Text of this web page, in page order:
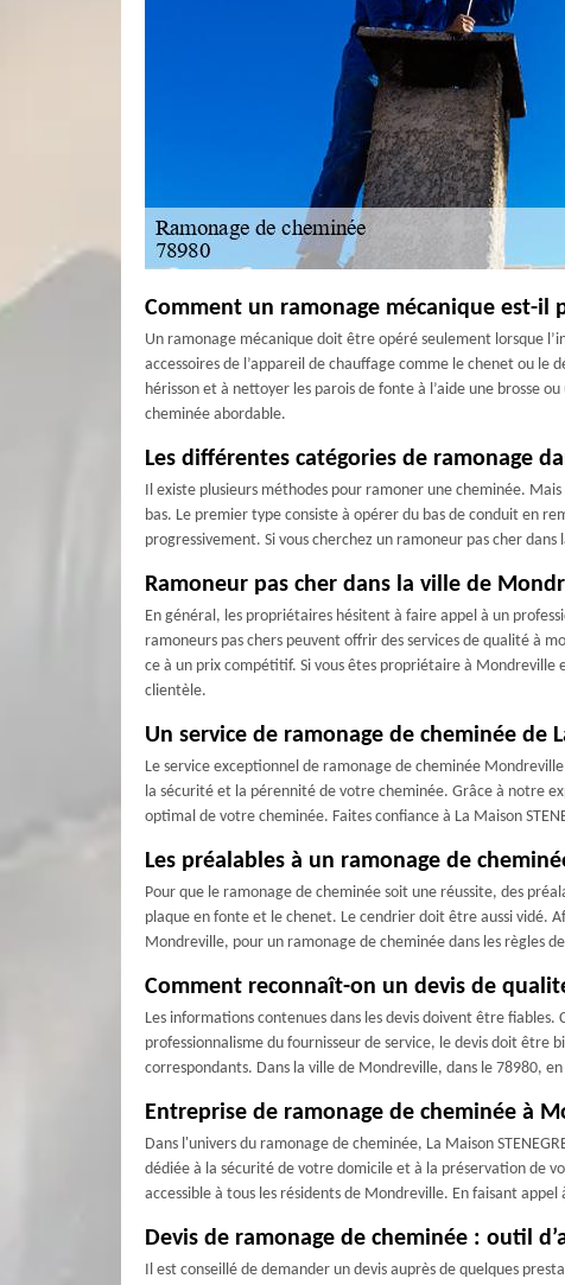
Comment un ramonage mécanique est-il
Un ramonage mécanique doit être opéré seulement lorsque
accessoires de l’appareil de chauffage comme le chenet ou
hérisson et à nettoyer les parois de fonte à l’aide une brosse
cheminée abordable.
Les différentes catégories de ramonage
Il existe plusieurs méthodes pour ramoner une cheminée.
bas. Le premier type consiste à opérer du bas de conduit en
progressivement. Si vous cherchez un ramoneur pas cher
Ramoneur pas cher dans la ville de
En général, les propriétaires hésitent à faire appel à un
ramoneurs pas chers peuvent offrir des services de qualité à
ce à un prix compétitif. Si vous êtes propriétaire à Mondreville
clientèle.
Un service de ramonage de cheminée de
Le service exceptionnel de ramonage de cheminée
la sécurité et la pérennité de votre cheminée. Grâce à notre
optimal de votre cheminée. Faites confiance à La Maison
Les préalables à un ramonage de
Pour que le ramonage de cheminée soit une réussite, des
plaque en fonte et le chenet. Le cendrier doit être aussi vidé.
Mondreville, pour un ramonage de cheminée dans les règles
Comment reconnaît-on un devis de
Les informations contenues dans les devis doivent être
professionnalisme du fournisseur de service, le devis doit
correspondants. Dans la ville de Mondreville, dans le 78980,
Entreprise de ramonage de cheminée à
Dans l'univers du ramonage de cheminée, La Maison
dédiée à la sécurité de votre domicile et à la préservation de
accessible à tous les résidents de Mondreville. En faisant
Devis de ramonage de cheminée : outil
Il est conseillé de demander un devis auprès de quelques